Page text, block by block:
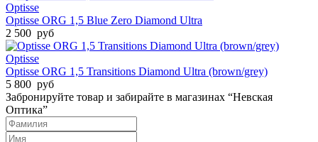
Optisse
Optisse ORG 1,5 Blue Zero Diamond Ultra
2 500 руб
Optisse
Optisse ORG 1,5 Transitions Diamond Ultra (brown/grey)
5 800 руб
Забронируйте товар и забирайте в магазинах “Невская
Оптика”